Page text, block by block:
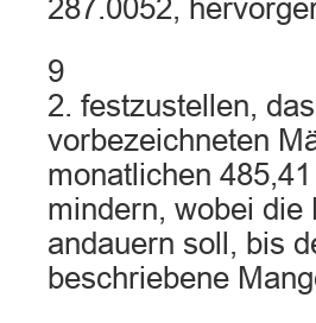
287.0052,
9
2. festzustellen,
vorbezeichneten
monatlichen
mindern, wobei die
andauern soll, bis
beschriebene